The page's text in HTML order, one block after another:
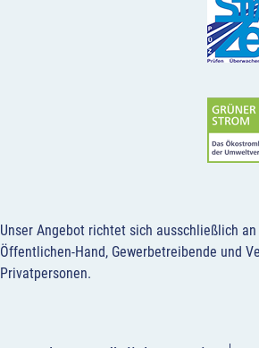
Unser Angebot richtet sich ausschließlich
Öffentlichen-Hand, Gewerbetreibende und
Privatpersonen.